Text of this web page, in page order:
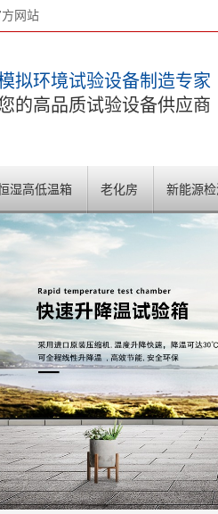
网站
拟环境试验设备制造专家
的高品质试验设备供应商
湿高低温箱 老化房 新能源